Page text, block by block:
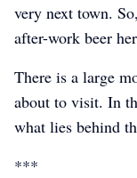
very next town.
after-work beer
There is a large
about to visit. In
what lies behind
***